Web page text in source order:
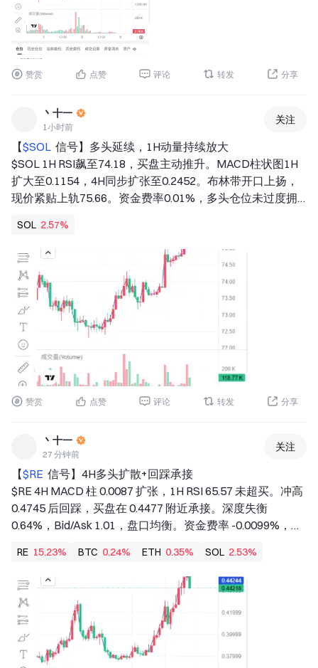
位。若价格跌回入场位，自动离场，保护本金。
OI稳定，费率0.0057%偏低，多头未过热。价格在4H
EMA50上方，资金托底明显。盈亏比1.5，值得博弈。当前
结构未破坏。
查看实时行情 👇 $ETH
关注我：获取更多加密市场实时分析与洞察！ $BTC $ETH
$SOL
#MoonshotAIPreIPOs开启
#非农爆雷降息预期逆转
交易分享挑战
赞赏 点赞 评论 转发 分享
丶十一
1小时前
关注
【$SOL 信号】多头延续，1H动量持续放大
$SOL 1H RSI飙至74.18，买盘主动推升。MACD柱状图1H
扩大至0.1154，4H同步扩张至0.2452。布林带开口上扬，
现价紧贴上轨75.66。资金费率0.01%，多头仓位未过度拥
🎯方向：做多
⚡入场/挂单：75.2336 - 75.4600
🛑止损：74.7054
🚀目标1：76.5919
🚀目标2：77.1578
🛡️交易管理：
- 执行策略：到达目标1后减仓50%，并将止损上移至保本
位。若价格跌回入场位，自动离场，保护本金。
深度逻辑：OI保持稳定，多头增仓有序。盘口买盘占比
0.48，卖压稍强但价格硬挺，接盘力量不容小觑。盈亏比
1.5，止损距离紧凑，值得一搏。4H趋势多头结构完好，回
查看实时行情 👇 $SOL
关注我：获取更多加密市场实时分析与洞察！ $BTC $ETH
$SOL
#MoonshotAIPreIPOs开启 #非农爆雷降息预期逆转
交易分享挑战
SOL 2.57%
赞赏 点赞 评论 转发 分享
丶十一
27 分钟前
关注
【$RE 信号】4H多头扩散+回踩承接
$RE 4H MACD 柱 0.0087 扩张，1H RSI 65.57 未超买。冲高
0.4745 后回踩，买盘在 0.4477 附近承接。深度失衡
0.64%，Bid/Ask 1.01，盘口均衡。资金费率 -0.0099%，OI
🎯方向：做多
⚡入场/挂单：0.447753 - 0.449100
🛑止损：0.444609
🚀目标1：0.455837
🚀目标2：0.459205
🛡️交易管理：
- 到达目标1减仓50%，止损上移至保本位。若价格跌回入
RE 15.23% BTC 0.24% ETH 0.35% SOL 2.53%